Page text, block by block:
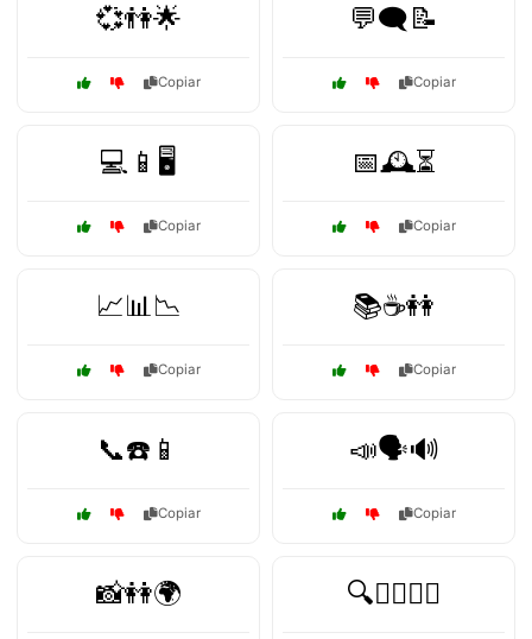
💞👫🌟
Copiar
💬🗨️📝
Copiar
💻📱🖥️
Copiar
📅🕰️⏳
Copiar
📈📊📉
Copiar
📚☕👭
Copiar
📞☎️📱
Copiar
📣🗣️🔊
Copiar
📸👭🌍 🔍🕵️‍♂️🕵️‍♀️